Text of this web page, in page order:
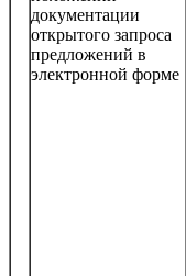
документации
открытого запроса
предложений в
электронной форме